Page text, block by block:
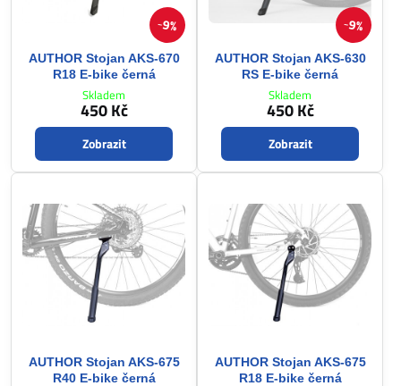
9%
AUTHOR Stojan AKS-670
R18 E-bike černá
Skladem
450 Kč
Zobrazit
9%
AUTHOR Stojan AKS-630
RS E-bike černá
Skladem
450 Kč
Zobrazit
AUTHOR Stojan AKS-675
R40 E-bike černá
AUTHOR Stojan AKS-675
R18 E-bike černá